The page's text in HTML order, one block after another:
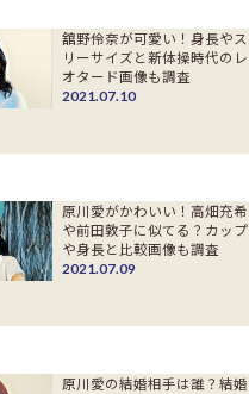
舘野伶奈が可愛い！身長やス
リーサイズと新体操時代のレ
オタード画像も調査
2021.07.10
原川愛がかわいい！高畑充希
や前田敦子に似てる？カップ
や身長と比較画像も調査
2021.07.09
原川愛の結婚相手は誰？結婚